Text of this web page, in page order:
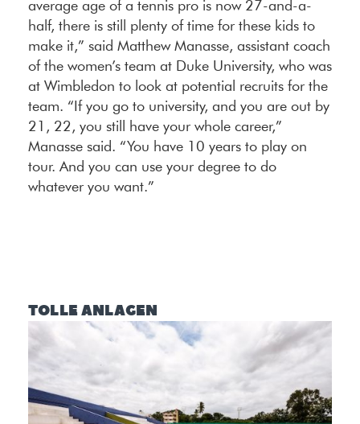
average age of a tennis pro is now 27-and-a-
half, there is still plenty of time for these kids to
make it,” said Matthew Manasse, assistant coach
of the women’s team at Duke University, who was
at Wimbledon to look at potential recruits for the
team. “If you go to university, and you are out by
21, 22, you still have your whole career,”
Manasse said. “You have 10 years to play on
tour. And you can use your degree to do
whatever you want.”
TOLLE ANLAGEN